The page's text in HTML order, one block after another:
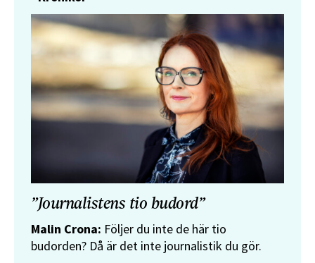
”Journalistens tio budord”
Malin Crona: Följer du inte de här tio
budorden? Då är det inte journalistik du gör.